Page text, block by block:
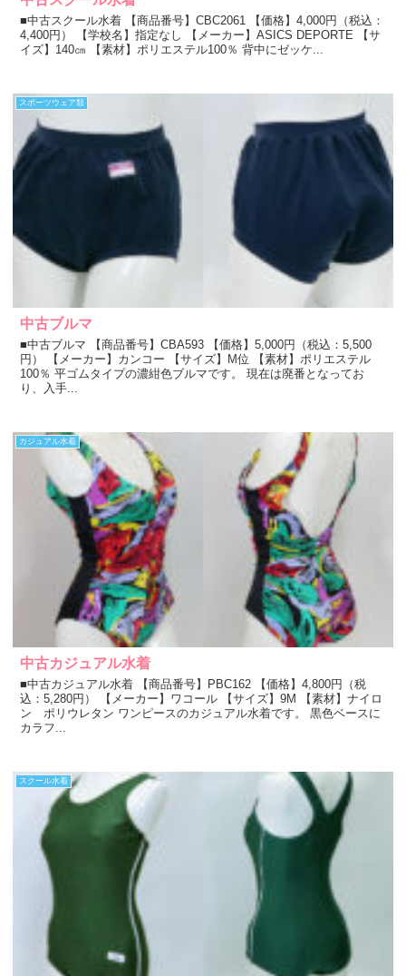
■中古スクール水着 【商品番号】CBC2061 【価格】4,000円（税込：
4,400円） 【学校名】指定なし 【メーカー】ASICS DEPORTE 【サ
イズ】140㎝ 【素材】ポリエステル100％ 背中にゼッケ...
スポーツウェア類
中古ブルマ
■中古ブルマ 【商品番号】CBA593 【価格】5,000円（税込：5,500
円） 【メーカー】カンコー 【サイズ】M位 【素材】ポリエステル
100％ 平ゴムタイプの濃紺色ブルマです。 現在は廃番となってお
り、入手...
カジュアル水着
中古カジュアル水着
■中古カジュアル水着 【商品番号】PBC162 【価格】4,800円（税
込：5,280円） 【メーカー】ワコール 【サイズ】9M 【素材】ナイロ
ン ポリウレタン ワンピースのカジュアル水着です。 黒色ベースに
カラフ...
スクール水着